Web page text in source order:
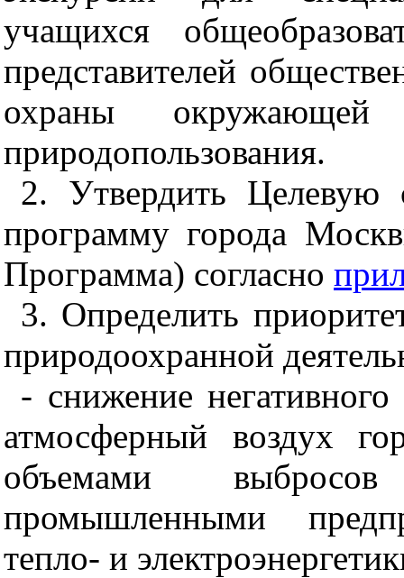
учащихся
представителей
охраны
природопользования.
2. Утвердить Целевую
программу города
Программа) согласно
3. Определить
природоохранной
- снижение негативного
атмосферный воздух
объемами
промышленными
тепло- и